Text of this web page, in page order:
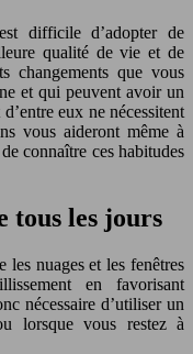
difficile d’adopter de
qualité de vie et de
changements que vous
et qui peuvent avoir un
eux ne nécessitent
vous aideront même à
connaître ces habitudes
tous les jours
les nuages et les fenêtres
en favorisant
nécessaire d’utiliser un
lorsque vous restez à